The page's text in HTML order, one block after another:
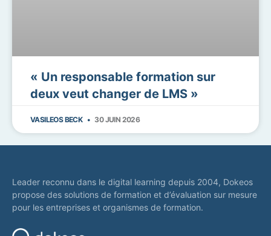
« Un responsable formation sur
deux veut changer de LMS »
VASILEOS BECK 30 JUIN 2026
Leader reconnu dans le digital learning depuis 2004, Dokeos
propose des solutions de formation et d’évaluation sur mesure
pour les entreprises et organismes de formation.